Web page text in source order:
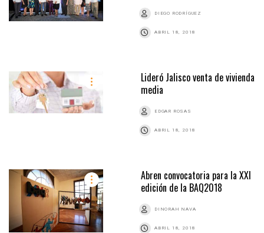
DIEGO RODRÍGUEZ
ABRIL 18, 2018
Lideró Jalisco venta de vivienda
media
EDGAR ROSAS
ABRIL 18, 2018
Abren convocatoria para la XXI
edición de la BAQ2018
DINORAH NAVA
ABRIL 18, 2018